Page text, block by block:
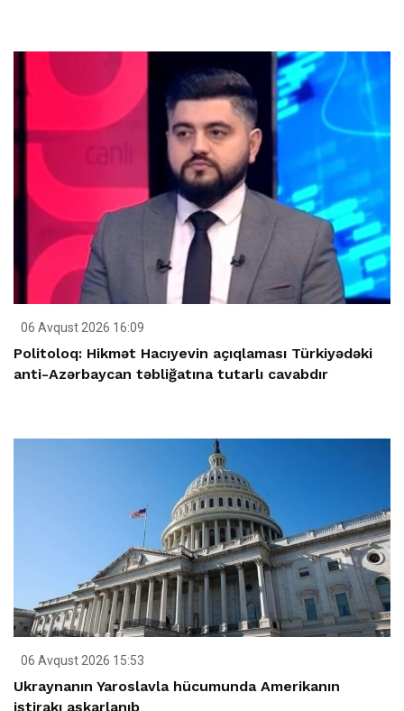
06 Avqust 2026 16:09
Politoloq: Hikmət Hacıyevin açıqlaması Türkiyədəki
anti-Azərbaycan təbliğatına tutarlı cavabdır
06 Avqust 2026 15:53
Ukraynanın Yaroslavla hücumunda Amerikanın
iştirakı aşkarlanıb